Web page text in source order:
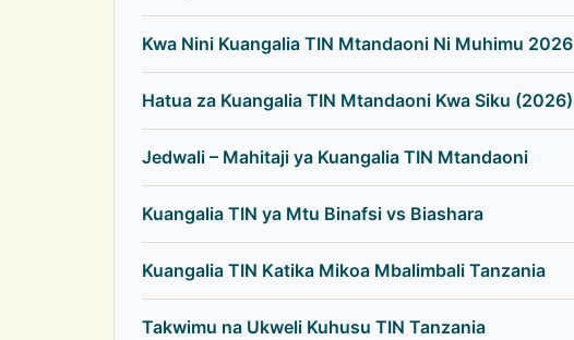
Kwa Nini Kuangalia TIN Mtandaoni Ni Muhimu 2026
Hatua za Kuangalia TIN Mtandaoni Kwa Siku (2026)
Jedwali – Mahitaji ya Kuangalia TIN Mtandaoni
Kuangalia TIN ya Mtu Binafsi vs Biashara
Kuangalia TIN Katika Mikoa Mbalimbali Tanzania
Takwimu na Ukweli Kuhusu TIN Tanzania